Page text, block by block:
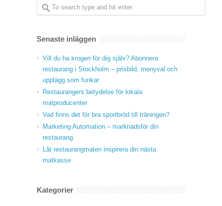
Senaste inläggen
Vill du ha krogen för dig själv? Abonnera
restaurang i Stockholm – prisbild, menyval och
upplägg som funkar
Restaurangers betydelse för lokala
matproducenter
Vad finns det för bra sportbröd till träningen?
Marketing Automation – marknadsför din
restaurang
Låt restaurangmaten inspirera din nästa
matkasse
Kategorier